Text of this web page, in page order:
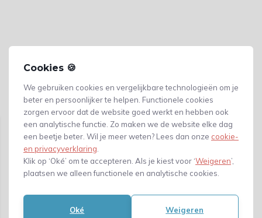
Cookies 🍪
We gebruiken cookies en vergelijkbare technologieën om je
beter en persoonlijker te helpen. Functionele cookies
zorgen ervoor dat de website goed werkt en hebben ook
een analytische functie. Zo maken we de website elke dag
een beetje beter. Wil je meer weten? Lees dan onze cookie-
en privacyverklaring
Klik op ‘Oké’ om te accepteren. Als je kiest voor ‘Weigeren’,
plaatsen we alleen functionele en analytische cookies.
Oké Weigeren
Gerelateerde producten